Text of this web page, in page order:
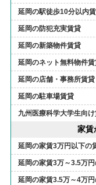
延岡の駅徒歩10分以内
延岡の防犯充実賃貸
延岡の新築物件賃貸
延岡のネット無料物件
延岡の店舗・事務所賃貸
延岡の駐車場賃貸
九州医療科学大学生向
家賃
延岡の家賃3万円以下の
延岡の家賃3万～3.5万
延岡の家賃3.5万～4万